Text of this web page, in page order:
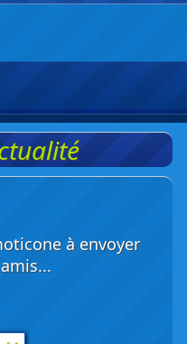
à envoyer